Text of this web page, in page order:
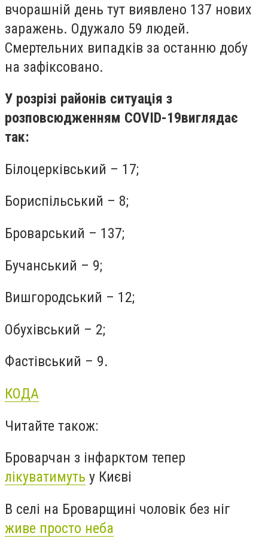
вчорашній день тут виявлено 137 нових
заражень. Одужало 59 людей.
Смертельних випадків за останню добу
на зафіксовано.
У розрізі районів ситуація з
розповсюдженням COVID-19виглядає
так:
Білоцерківський – 17;
Бориспільський – 8;
Броварський – 137;
Бучанський – 9;
Вишгородський – 12;
Обухівський – 2;
Фастівський – 9.
КОДА
Читайте також:
Броварчан з інфарктом тепер
лікуватимуть у Києві
В селі на Броварщині чоловік без ніг
живе просто неба